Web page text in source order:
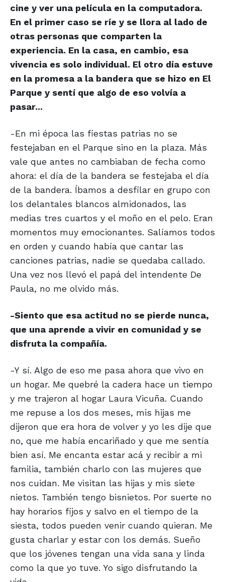
cine y ver una película en la computadora.
En el primer caso se ríe y se llora al lado de
otras personas que comparten la
experiencia. En la casa, en cambio, esa
vivencia es solo individual. El otro día estuve
en la promesa a la bandera que se hizo en El
Parque y sentí que algo de eso volvía a
pasar...
-En mi época las fiestas patrias no se
festejaban en el Parque sino en la plaza. Más
vale que antes no cambiaban de fecha como
ahora: el día de la bandera se festejaba el día
de la bandera. Íbamos a desfilar en grupo con
los delantales blancos almidonados, las
medias tres cuartos y el moño en el pelo. Eran
momentos muy emocionantes. Salíamos todos
en orden y cuando había que cantar las
canciones patrias, nadie se quedaba callado.
Una vez nos llevó el papá del intendente De
Paula, no me olvido más.
-Siento que esa actitud no se pierde nunca,
que una aprende a vivir en comunidad y se
disfruta la compañía.
-Y sí. Algo de eso me pasa ahora que vivo en
un hogar. Me quebré la cadera hace un tiempo
y me trajeron al hogar Laura Vicuña. Cuando
me repuse a los dos meses, mis hijas me
dijeron que era hora de volver y yo les dije que
no, que me había encariñado y que me sentía
bien así. Me encanta estar acá y recibir a mi
familia, también charlo con las mujeres que
nos cuidan. Me visitan las hijas y mis siete
nietos. También tengo bisnietos. Por suerte no
hay horarios fijos y salvo en el tiempo de la
siesta, todos pueden venir cuando quieran. Me
gusta charlar y estar con los demás. Sueño
que los jóvenes tengan una vida sana y linda
como la que yo tuve. Yo sigo disfrutando la